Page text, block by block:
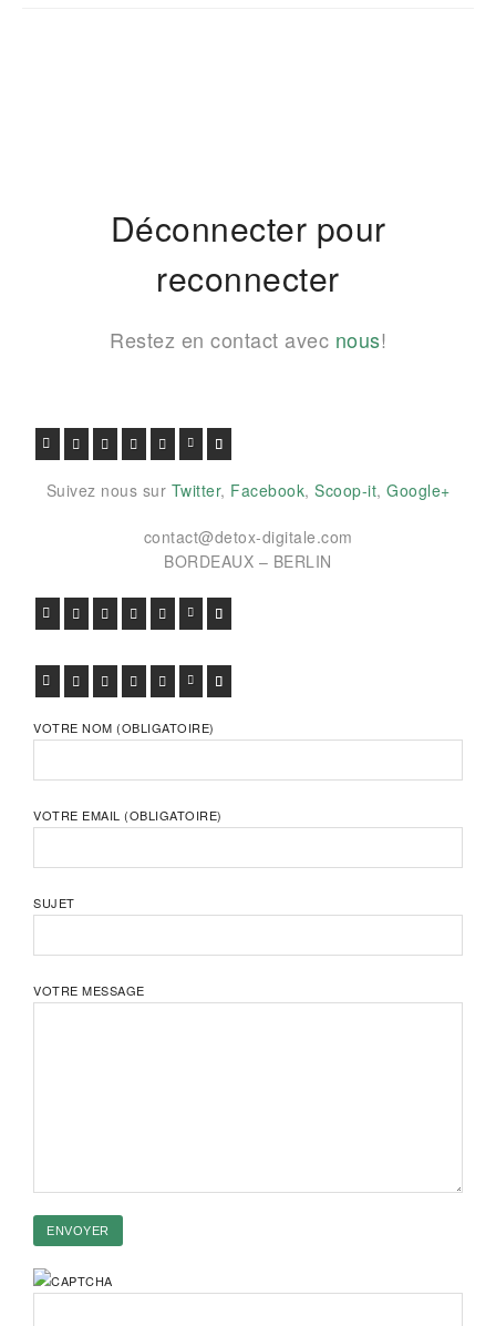
Déconnecter pour
reconnecter
Restez en contact avec nous!
FACEBOOK
TWITTERGOOGLE+PINTEREST
VIADEOLINKEDIN
Suivez nous sur Twitter, Facebook, Scoop-it, Google+
contact@detox-digitale.com
BORDEAUX – BERLIN
FACEBOOK
TWITTERGOOGLE+PINTEREST
VIADEOLINKEDIN
FACEBOOK
TWITTERGOOGLE+PINTEREST
VIADEOLINKEDIN
VOTRE NOM (OBLIGATOIRE)
VOTRE EMAIL (OBLIGATOIRE)
SUJET
VOTRE MESSAGE